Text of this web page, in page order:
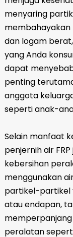
menyaring
membahayakan
dan logam
yang Anda
dapat
penting
anggota
seperti anak-
Selain manfaat
penjernih air
kebersihan
menggunakan
partikel-partikel
atau endapan,
peralatan